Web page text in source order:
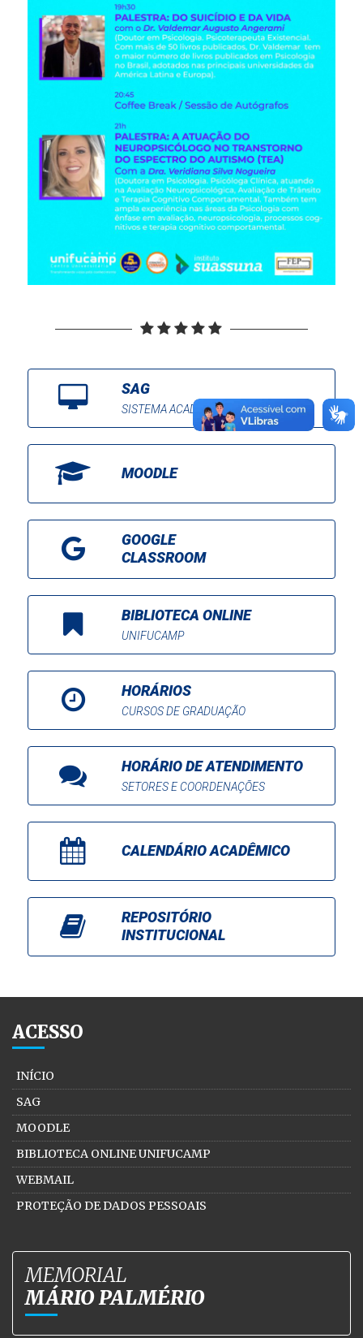
SAG
SISTEMA ACADÊMICO DE GESTÃO
MOODLE
GOOGLE
CLASSROOM
BIBLIOTECA ONLINE
UNIFUCAMP
HORÁRIOS
CURSOS DE GRADUAÇÃO
HORÁRIO DE ATENDIMENTO
SETORES E COORDENAÇÕES
CALENDÁRIO ACADÊMICO
REPOSITÓRIO
INSTITUCIONAL
ACESSO
INÍCIO
SAG
MOODLE
BIBLIOTECA ONLINE UNIFUCAMP
WEBMAIL
PROTEÇÃO DE DADOS PESSOAIS
MEMORIAL
MÁRIO PALMÉRIO